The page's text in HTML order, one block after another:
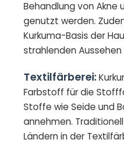
Behandlung von Akne
genutzt werden.
Kurkuma-Basis der
strahlenden
Textilfärberei:
Farbstoff für die
Stoffe wie Seide und
annehmen.
Ländern in der